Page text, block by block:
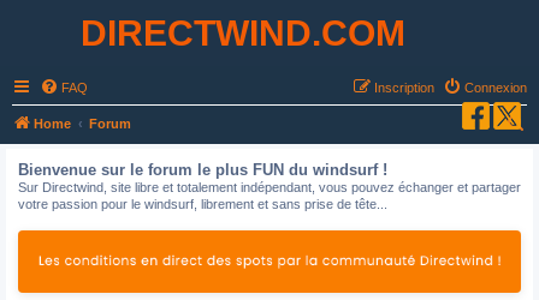
DIRECTWIND.COM
FAQ Connexion
Inscription
Home Forum
Bienvenue sur le forum le plus FUN du windsurf !
Sur Directwind, site libre et totalement indépendant, vous pouvez échanger et partager
votre passion pour le windsurf, librement et sans prise de tête...